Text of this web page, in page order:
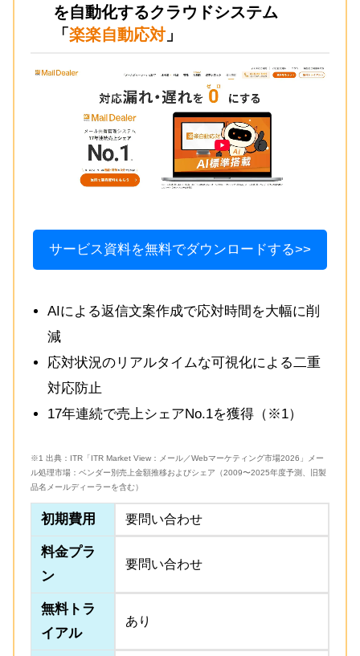
を自動化するクラウドシステム
「 楽楽自動応対 」
サービス資料を無料でダウンロードする>>
AIによる返信文案作成で応対時間を大幅に削
減
応対状況のリアルタイムな可視化による二重
対応防止
17年連続で売上シェアNo.1を獲得（※1）
※1 出典：ITR「ITR Market View：メール／Webマーケティング市場2026」メー
ル処理市場：ベンダー別売上金額推移およびシェア（2009〜2025年度予測、旧製
品名メールディーラーを含む）
初期費用 要問い合わせ
料金プラ
ン
要問い合わせ
無料トラ
イアル
あり